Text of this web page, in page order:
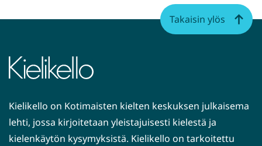
Kielikello on Kotimaisten kielten keskuksen julkaisema
lehti, jossa kirjoitetaan yleistajuisesti kielestä ja
kielenkäytön kysymyksistä. Kielikello on tarkoitettu
Takaisin ylös